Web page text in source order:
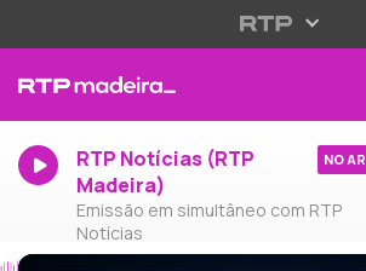
RTP Notícias (RTP
Madeira)
Emissão em simultâneo com RTP
Notícias
NO AR